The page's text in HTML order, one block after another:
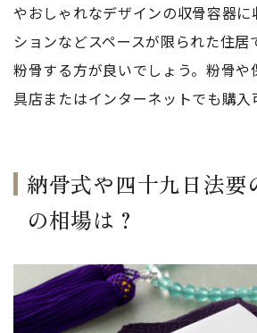
やおしゃれなデザインの収骨容器に
ションなどスペースが限られた住居
粉骨する方が良いでしょう。粉骨
具店またはインターネットでも購入
納骨式や四十九日法要
の相場は？